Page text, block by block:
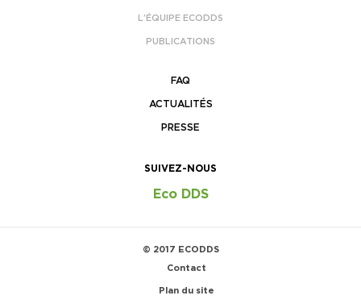
L’ÉQUIPE ECODDS
PUBLICATIONS
FAQ
ACTUALITÉS
PRESSE
SUIVEZ-NOUS
Eco DDS
© 2017 ECODDS
Contact
Plan du site